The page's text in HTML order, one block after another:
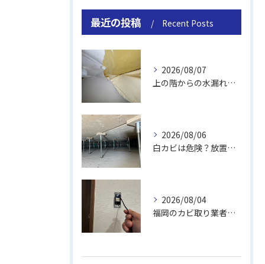
最近の投稿 Recent Posts
2026/08/07
上の階からの水漏れでカビ｜対処法と業者
2026/08/06
白カビは危険？放置のリスクと取り方
2026/08/04
福岡のカビ取り業者おすすめの選び方と費用